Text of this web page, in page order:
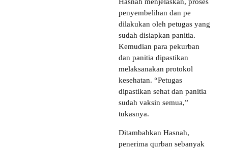
penyembelihan dan pe
dilakukan oleh petugas yang
sudah disiapkan panitia.
Kemudian para pekurban
dan panitia dipastikan
melaksanakan protokol
kesehatan. “Petugas
dipastikan sehat dan panitia
sudah vaksin semua,”
tukasnya.
Ditambahkan Hasnah,
penerima qurban sebanyak